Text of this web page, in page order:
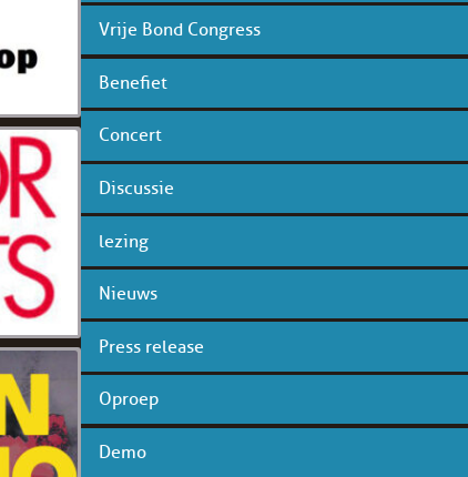
Vrije Bond Congress
Benefiet
Concert
Discussie
lezing
Nieuws
Press release
Oproep
Demo